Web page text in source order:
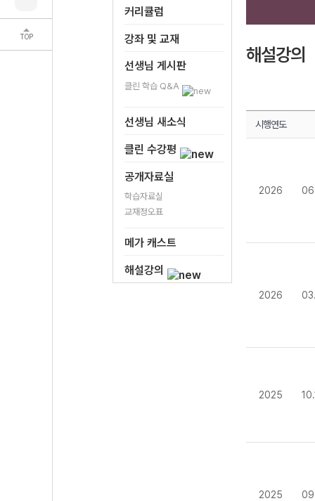
TOP
커리큘럼
강좌 및 교재
선생님 게시판
클린 학습 Q&A
선생님 새소식
클린 수강평
공개자료실
학습자료실
교재정오표
메가 캐스트
해설강의
해설강의
시행연도
2026
2026
2025
2025